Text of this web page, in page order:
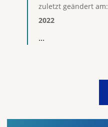
zuletzt geändert am:
2022
...